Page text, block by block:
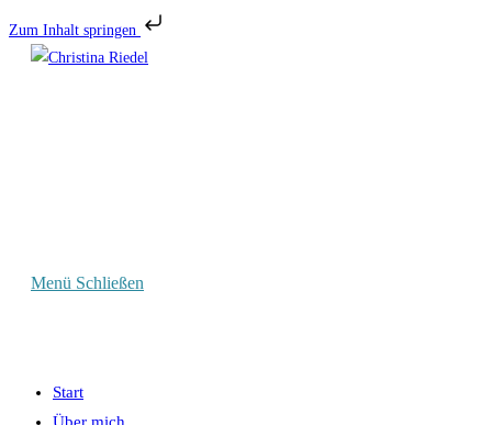
Zum Inhalt springen
Zum
Menü Schließen
Start